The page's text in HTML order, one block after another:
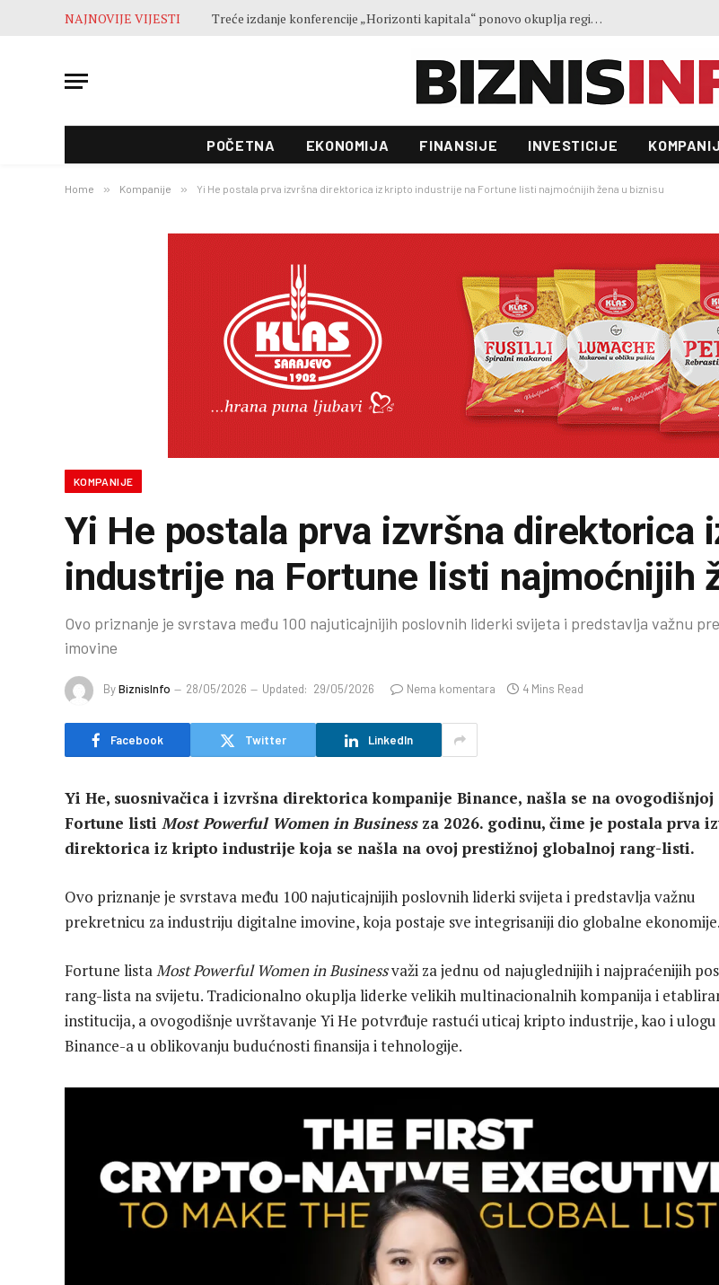
NAJNOVIJE VIJESTI Ministar Forto: Profesionalni vozači ne mogu više čekati – Evropskoj komisiji ponudili smo provodivo rješenje
POČETNA EKONOMIJA FINANSIJE INVESTICIJE
Home » Kompanije » Yi He postala prva izvršna direktorica iz kripto industrije na Fortune listi najmoćnijih žena u biznisu
KOMPANIJE
Yi He postala prva izvršna direktorica
industrije na Fortune listi najmoćnijih
Ovo priznanje je svrstava među 100 najuticajnijih poslovnih liderki svijeta i predstavlja važnu
imovine
ByBiznisInfo 28/05/2026 Updated: 29/05/2026 Nema komentara 4 Mins Read
Facebook Twitter LinkedIn
Yi He, suosnivačica i izvršna direktorica kompanije Binance, našla se na ovogodišnjoj
Fortune listi Most Powerful Women in Businessza 2026. godinu, čime je postala prva
direktorica iz kripto industrije koja se našla na ovoj prestižnoj globalnoj rang-listi.
Ovo priznanje je svrstava među 100 najuticajnijih poslovnih liderki svijeta i predstavlja važnu
prekretnicu za industriju digitalne imovine, koja postaje sve integrisaniji dio globalne ekonomije.
Fortune listaMost Powerful Women in Businessvaži za jednu od najuglednijih i najpraćenijih
rang-lista na svijetu. Tradicionalno okuplja liderke velikih multinacionalnih kompanija i
institucija, a ovogodišnje uvrštavanje Yi He potvrđuje rastući uticaj kripto industrije, kao i ulogu
Binance-a u oblikovanju budućnosti finansija i tehnologije.